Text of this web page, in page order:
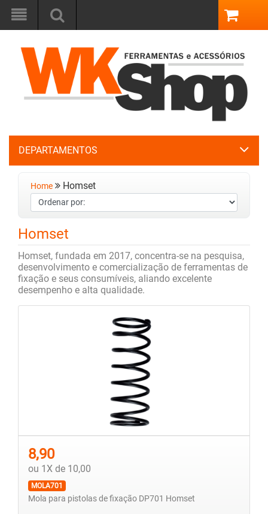
DEPARTAMENTOS
Home Homset
Homset
Homset, fundada em 2017, concentra-se na pesquisa,
desenvolvimento e comercialização de ferramentas de
fixação e seus consumíveis, aliando excelente
desempenho e alta qualidade.
8,90
ou 1X de 10,00
MOLA701
Mola para pistolas de fixação DP701 Homset